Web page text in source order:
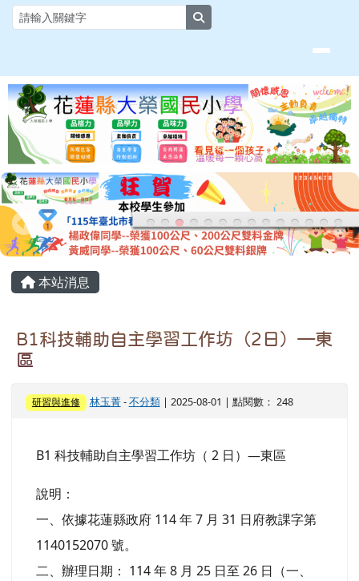
跳至主內容區
花蓮縣大榮國小全球資訊網
主內容區域
本站消息
B1科技輔助自主學習工作坊（2日）—東
區
研習與進修 林玉菁-不分類| 2025-08-01 | 點閱數： 248
B1 科技輔助自主學習工作坊（ 2 日）—東區
說明：
一、依據花蓮縣政府 114 年 7 月 31 日府教課字第
1140152070 號。
二、辦理日期： 114 年 8 月 25 日至 26 日（一、
頁尾區域